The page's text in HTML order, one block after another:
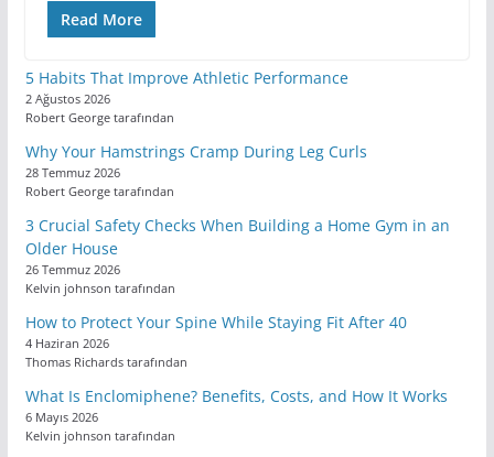
Read More
5 Habits That Improve Athletic Performance
2 Ağustos 2026
Robert George tarafından
Why Your Hamstrings Cramp During Leg Curls
28 Temmuz 2026
Robert George tarafından
3 Crucial Safety Checks When Building a Home Gym in an
Older House
26 Temmuz 2026
Kelvin johnson tarafından
How to Protect Your Spine While Staying Fit After 40
4 Haziran 2026
Thomas Richards tarafından
What Is Enclomiphene? Benefits, Costs, and How It Works
6 Mayıs 2026
Kelvin johnson tarafından